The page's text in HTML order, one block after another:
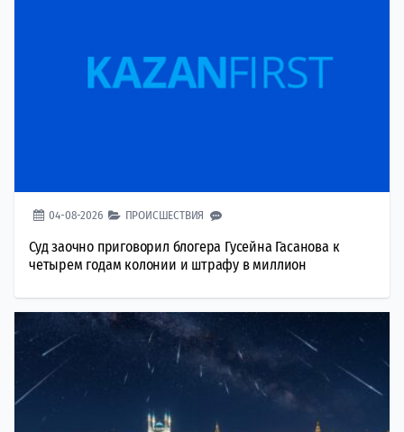
04-08-2026 ПРОИСШЕСТВИЯ
Суд заочно приговорил блогера Гусейна Гасанова к
четырем годам колонии и штрафу в миллион